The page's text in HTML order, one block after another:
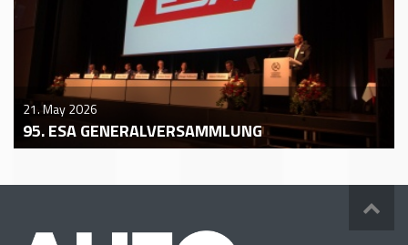
21. May 2026
95. ESA GENERALVERSAMMLUNG